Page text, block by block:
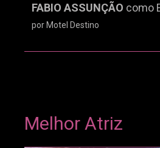
FABIO ASSUNÇÃO como
por Motel Destino
Melhor Atriz